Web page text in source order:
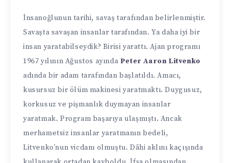
İnsanoğlunun tarihi, savaş tarafından belirlenmiştir.
Savaşta savaşan insanlar tarafından. Ya daha iyi bir
insan yaratabilseydik? Birisi yarattı. Ajan programı
1967 yılının Ağustos ayında Peter Aaron Litvenko
adında bir adam tarafından başlatıldı. Amacı,
kusursuz bir ölüm makinesi yaratmaktı. Duygusuz,
korkusuz ve pişmanlık duymayan insanlar
yaratmak. Program başarıya ulaşmıştı. Ancak
merhametsiz insanlar yaratmanın bedeli,
Litvenko’nun vicdanı olmuştu. Dâhi aklını kaçışında